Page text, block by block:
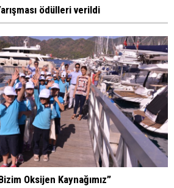
ödülleri verildi
Oksijen Kaynağımız”